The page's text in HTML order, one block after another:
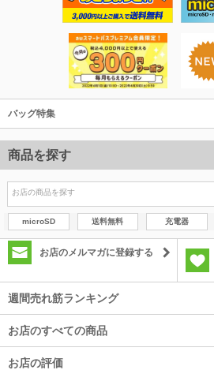
バッグ特集
商品を探す
microSD 送料無料 充電器
お店のメルマガに登録する
週間売れ筋ランキング
お店のすべての商品
お店の評価